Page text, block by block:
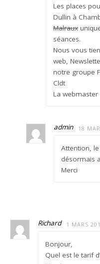
Les places
Dullin à
Malraux
séances.
Nous vous
web,
notre groupe
Cldt
La webmaster
admin 18
Attention,
désormais
Merci
Richard 1 MARS
Bonjour,
Quel est le tarif